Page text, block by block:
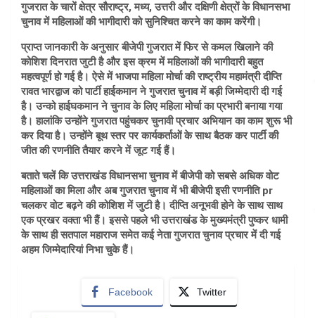
गुजरात के चारों क्षेत्र सौराष्ट्र, मध्य, उत्तरी और दक्षिणी क्षेत्रों के विधानसभा
चुनाव में महिलाओं की भागीदारी को सुनिश्चित करने का काम करेंगी।
प्राप्त जानकारी के अनुसार बीजेपी गुजरात में फिर से कमल खिलाने की
कोशिश दिनरात जुटी है और इस क्रम में महिलाओं की भागीदारी बहुत
महत्वपूर्ण हो गई है। ऐसे में भाजपा महिला मोर्चा की राष्ट्रीय महामंत्री दीप्ति
रावत भारद्वाज को पार्टी हाईकमान ने गुजरात चुनाव में बड़ी जिम्मेदारी दी गई
है। उन्को हाईघकमान ने चुनाव के लिए महिला मोर्चा का प्रभारी बनाया गया
है। हालांकि उन्होंने गुजरात पहुंचकर चुनावी प्रचार अभियान का काम शुरू भी
कर दिया है। उन्होंने बूथ स्तर पर कार्यकर्ताओं के साथ बैठक कर पार्टी की
जीत की रणनीति तैयार करने में जूट गई हैं।
बताते चलें कि उत्तराखंड विधानसभा चुनाव में बीजेपी को सबसे अधिक वोट
महिलाओं का मिला और अब गुजरात चुनाव में भी बीजेपी इसी रणनीति pr
चलकर वोट बढ़ने की कोशिश में जुटी है। दीप्ति अनूभवी होने के साथ साथ
एक प्रखर वक्ता भी हैं। इससे पहले भी उत्तराखंड के मुख्यमंत्री पुष्कर धामी
के साथ ही सतपाल महाराज समेत कई नेता गुजरात चुनाव प्रचार में दी गई
अहम जिम्मेदारियां निभा चुके हैं।
Facebook Twitter